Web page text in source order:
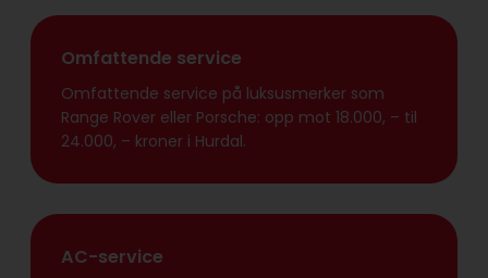
Omfattende service
Omfattende service på luksusmerker som
Range Rover eller Porsche: opp mot 18.000, – til
24.000, – kroner i Hurdal.
AC-service